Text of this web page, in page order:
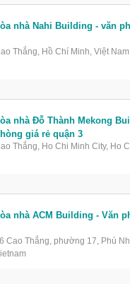
nhà Nahi Building - văn
Thắng, Hồ Chí Minh, Việt Nam
nhà Đỗ Thành Mekong
giá rẻ quận 3
Thắng, Ho Chi Minh City, Ho
nhà ACM Building - Văn
Cao Thắng, phường 17, Phú